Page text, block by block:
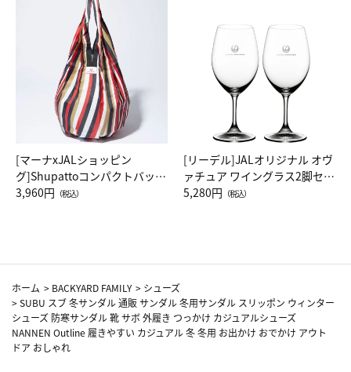
[マーナxJALショッピン
グ]Shupattoコンパクトバッグ
Drop JAL客室乗務員（LC）ス
3,960円 （税込）
[リーデル]JALオリジナル オヴ
ァチュア ワイングラス2脚セッ
ト（レッドワイン）
5,280円 （税込）
ホーム > BACKYARD FAMILY > シューズ
>SUBU スブ 冬サンダル 通販 サンダル 冬用サンダル スリッポン ウィンター
シューズ 防寒サンダル 靴 サボ 外履き つっかけ カジュアルシューズ
NANNEN Outline 履きやすい カジュアル 冬 冬用 お出かけ おでかけ アウト
ドア おしゃれ